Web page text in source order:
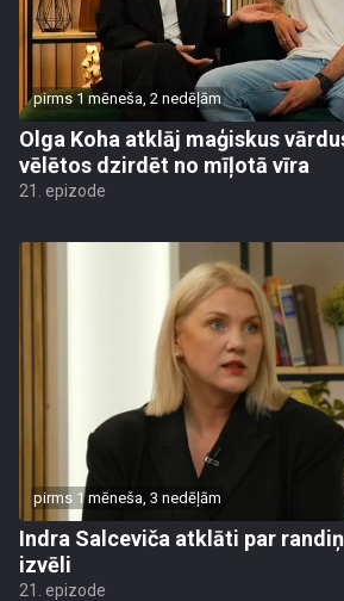
pirms 1 mēneša, 2 nedēļām
Olga Koha atklāj maģiskus
vēlētos dzirdēt no mīļotā vīra
21. epizode
pirms 1 mēneša, 3 nedēļām
Indra Salceviča atklāti par
izvēli
21. epizode